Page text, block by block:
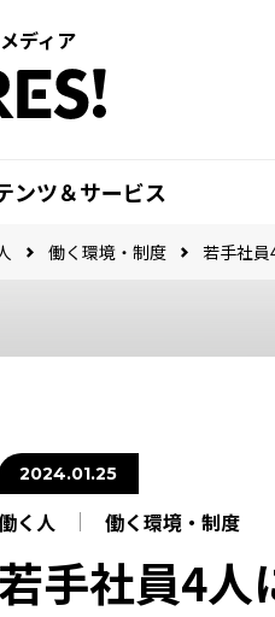
ディア
ンツ＆サービス
働く環境・制度 若手社員
2024.01.25
く人 働く環境・制度
若手社員4人